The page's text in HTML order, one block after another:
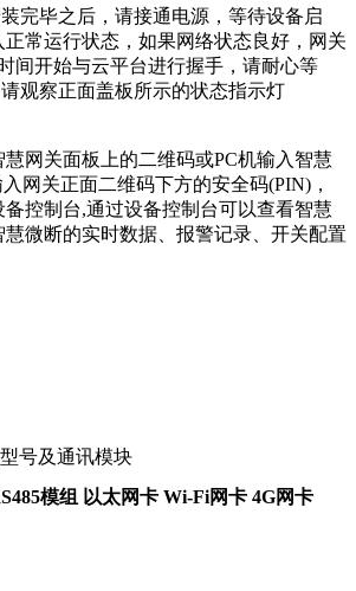
完毕之后，请接通电源，等待设备启
常运行状态，如果网络状态良好，网关
间开始与云平台进行握手，请耐心等
观察正面盖板所示的状态指示灯
网关面板上的二维码或PC机输入智慧
网关正面二维码下方的安全码(PIN)，
控制台,通过设备控制台可以查看智慧
慧微断的实时数据、报警记录、开关配置
号及通讯模块
模组 以太网卡 Wi-Fi网卡 4G网卡